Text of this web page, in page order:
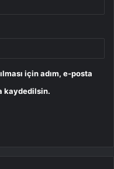
için adım, e-posta
kaydedilsin.